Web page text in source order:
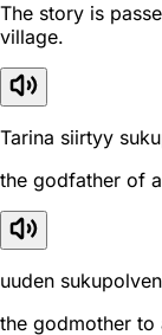
The story is
village.
Tarina siirtyy
the godfather of
uuden
the godmother to